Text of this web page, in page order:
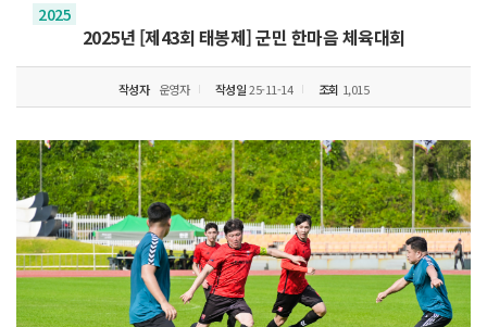
2025
2025년 [제43회 태봉제] 군민 한마음 체육대회
작성자 운영자 작성일 25-11-14 조회 1,015